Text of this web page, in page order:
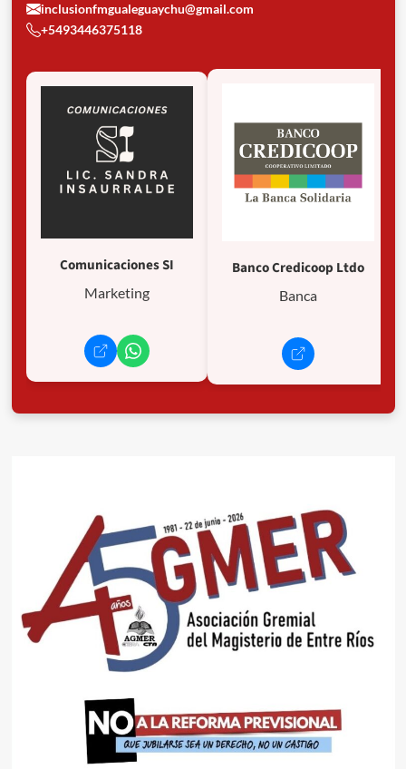
retroceso
en
inclusionfmgualeguaychu@gmail.com
+5493446375118
Comunicaciones SI
Marketing
Banco Credicoop Ltdo
Banca